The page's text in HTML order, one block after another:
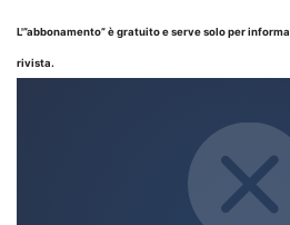
L'”abbonamento” è gratuito e serve solo per
rivista.